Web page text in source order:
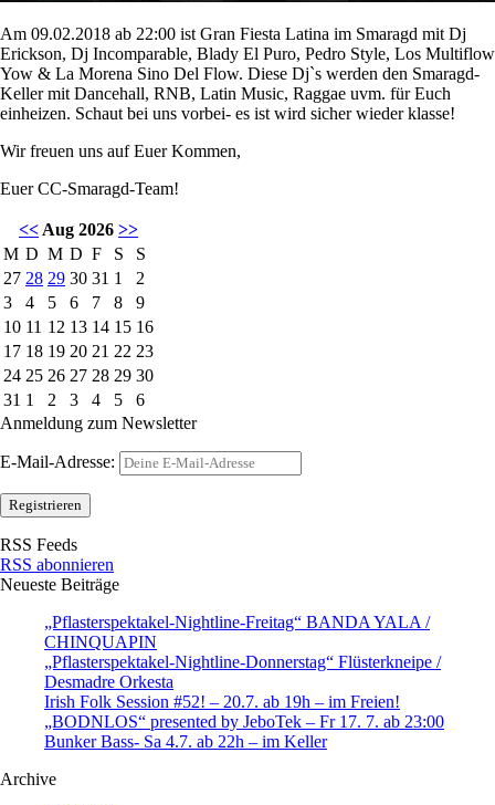
Am 09.02.2018 ab 22:00 ist Gran Fiesta Latina im Smaragd mit Dj
Erickson, Dj Incomparable, Blady El Puro, Pedro Style, Los Multiflow
Yow & La Morena Sino Del Flow. Diese Dj`s werden den Smaragd-
Keller mit Dancehall, RNB, Latin Music, Raggae uvm. für Euch
einheizen. Schaut bei uns vorbei- es ist wird sicher wieder klasse!
Wir freuen uns auf Euer Kommen,
Euer CC-Smaragd-Team!
<< Aug 2026 >>
M D M D F S
S
27 28 29 30 31 1
2
3
4 5 6 7 8
9
10 11 12 13 14 15 16
17 18 19 20 21 22 23
24 25 26 27 28 29 30
31 1 2 3 4 5
6
Anmeldung zum Newsletter
E-Mail-Adresse:
RSS Feeds
RSS abonnieren
Neueste Beiträge
„Pflasterspektakel-Nightline-Freitag“ BANDA YALA /
CHINQUAPIN
„Pflasterspektakel-Nightline-Donnerstag“ Flüsterkneipe /
Desmadre Orkesta
Irish Folk Session #52! – 20.7. ab 19h – im Freien!
„BODNLOS“ presented by JeboTek – Fr 17. 7. ab 23:00
Bunker Bass- Sa 4.7. ab 22h – im Keller
Archive